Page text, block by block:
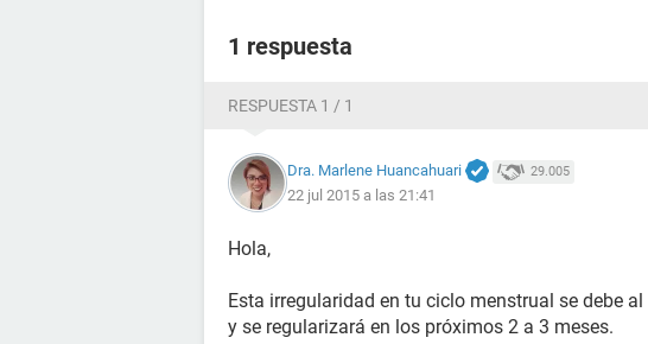
1 respuesta
RESPUESTA 1 / 1
Dra. Marlene Huancahuari 29.005
22 jul 2015 a las 21:41
Hola,
Esta irregularidad en tu ciclo menstrual se debe
y se regularizará en los próximos 2 a 3 meses.